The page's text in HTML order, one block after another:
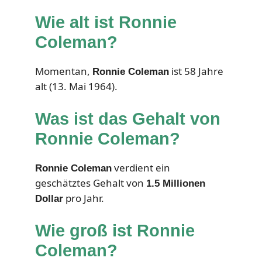
Wie alt ist Ronnie
Coleman?
Momentan, Ronnie Coleman ist 58 Jahre
alt (13. Mai 1964).
Was ist das Gehalt von
Ronnie Coleman?
Ronnie Coleman verdient ein
geschätztes Gehalt von 1.5 Millionen
Dollar pro Jahr.
Wie groß ist Ronnie
Coleman?